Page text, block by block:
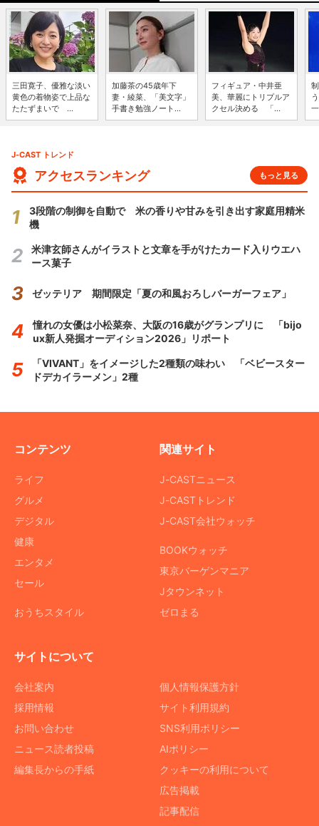
三田寛子、優雅な淡い
黄色の着物姿で上品な
たたずまいで ...
加藤茶の45歳年下
妻・綾菜、「美文字」
手書き勉強ノート...
フィギュア・中井亜
美、華麗にトリプルア
クセル決める 「...
J-CAST トレンド
アクセスランキング もっと見る
3段階の制御を自動で 米の香りや甘みを引き出す家庭用精米
機
米津玄師さんがイラストと文章を手がけたカード入りウエハ
ース菓子
ゼッテリア 期間限定「夏の和風おろしバーガーフェア」
憧れの女優は小松菜奈、大阪の16歳がグランプリに 「bijo
ux新人発掘オーディション2026」リポート
「VIVANT」をイメージした2種類の味わい 「ベビースター
ドデカイラーメン」2種
コンテンツ
ライフ
グルメ
デジタル
健康
エンタメ
セール
おうちスタイル
関連サイト
J-CASTニュース
J-CASTトレンド
J-CAST会社ウォッチ
BOOKウォッチ
東京バーゲンマニア
Jタウンネット
ゼロまる
サイトについて
会社案内
採用情報
お問い合わせ
ニュース読者投稿
編集長からの手紙
個人情報保護方針
サイト利用規約
SNS利用ポリシー
AIポリシー
クッキーの利用について
広告掲載
記事配信